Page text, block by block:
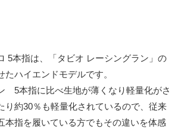
5本指は、「タビオ レーシングラン」の
ハイエンドモデルです。
5本指に比べ生地が薄くなり軽量化がさ
り約30％も軽量化されているので、従来
指を履いている方でもその違いを体感